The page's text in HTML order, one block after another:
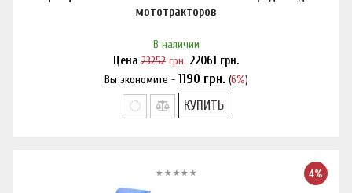
мототракторов
В наличии
Цена 23252 грн. 22061 грн.
Вы экономите - 1190 грн. (6%)
Нашли дешевле?
КУПИТЬ
4%